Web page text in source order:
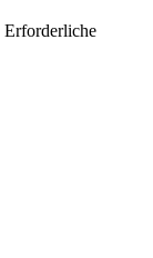
Erforderliche